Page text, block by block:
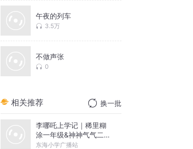
午夜的列车
3.5万
不做声张
0
相关推荐 换一批
李哪吒上学记｜稀里糊
涂一年级&神神气气二年
级
东海小学广播站